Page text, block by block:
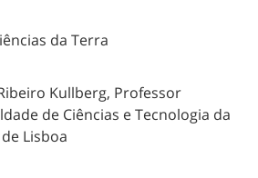
da Terra
Kullberg, Professor
de Ciências e Tecnologia da
Lisboa